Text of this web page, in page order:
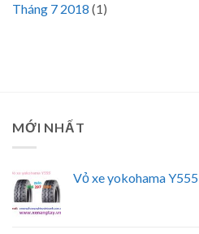
Tháng 7 2018 (1)
MỚI NHẤT
Vỏ xe yokohama Y555